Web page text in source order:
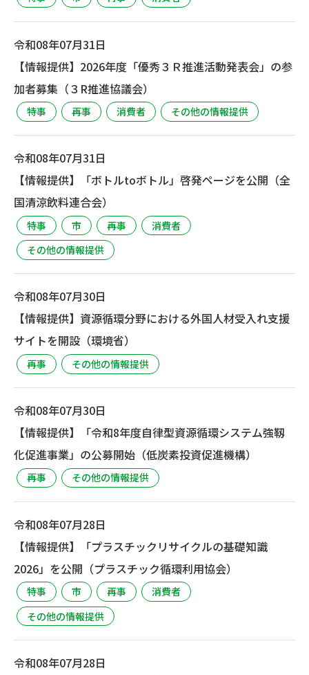
令和08年07月31日
【情報提供】2026年度「優秀３Ｒ推進活動発表会」の参
加者募集（３R推進協議会）
特事 再事 消費者 その他の情報提供
令和08年07月31日
【情報提供】「ボトルtoボトル」啓発ページを公開（全
国清涼飲料連合会）
特事 市 再事
消費者
その他の情報提供
令和08年07月30日
【情報提供】資源循環分野における外国人材受入れ支援
サイトを開設（環境省）
再事 その他の情報提供
令和08年07月30日
【情報提供】「令和8年度自律型資源循環システム強靱
化促進事業」の公募開始（低炭素投資促進機構）
再事 その他の情報提供
令和08年07月28日
【情報提供】「プラスチックリサイクルの基礎知識
2026」を公開（プラスチック循環利用協会）
特事 市 再事
消費者
その他の情報提供
令和08年07月28日